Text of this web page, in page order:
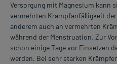
Versorgung mit Magnesium kann
vermehrten Krampfanfälligkeit
anderem auch an vermehrten
während der Menstruation. Zur
schon einige Tage vor Einsetzen
werden. Bei sehr starken